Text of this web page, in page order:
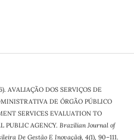
AVALIAÇÃO DOS SERVIÇOS DE
DE ÓRGÃO PÚBLICO
SERVICES EVALUATION TO
PUBLIC AGENCY. Brazilian Journal of
De Gestão E Inovação), 4(1), 90–111.